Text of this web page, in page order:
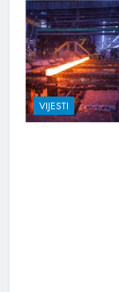
VIJESTI